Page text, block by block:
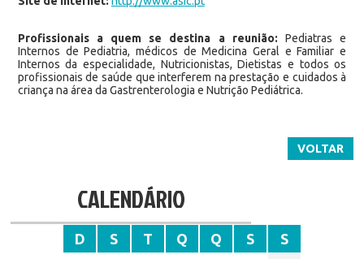
Profissionais a quem se destina a reunião: Pediatras e
Internos de Pediatria, médicos de Medicina Geral e Familiar e
Internos da especialidade, Nutricionistas, Dietistas e todos os
profissionais de saúde que interferem na prestação e cuidados à
criança na área da Gastrenterologia e Nutrição Pediátrica.
VOLTAR
CALENDÁRIO
D S T Q Q S
S